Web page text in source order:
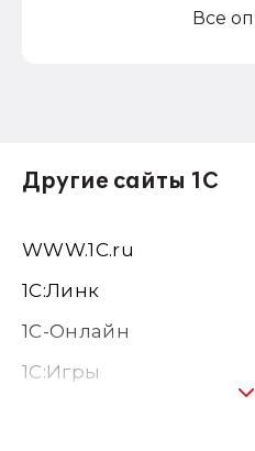
Все
Другие сайты 1С
WWW.1С.ru
1С:Линк
1С-Онлайн
1C:Игры